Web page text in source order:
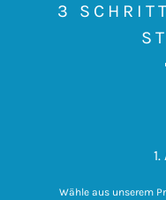
3
Wähle aus unserem